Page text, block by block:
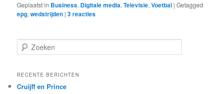
Geplaatst in Business, Digitale media,Televisie,Voetbal |Getagged
epg,wedstrijden |3reacties
o
k
n
RECENTE BERICHTEN
Cruijff en Prince